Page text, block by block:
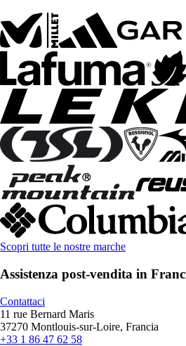
Scopri tutte le nostre marche
Assistenza post-vendita in
Contattaci
11 rue Bernard Maris
37270 Montlouis-sur-Loire, Francia
+33 1 86 47 62 58